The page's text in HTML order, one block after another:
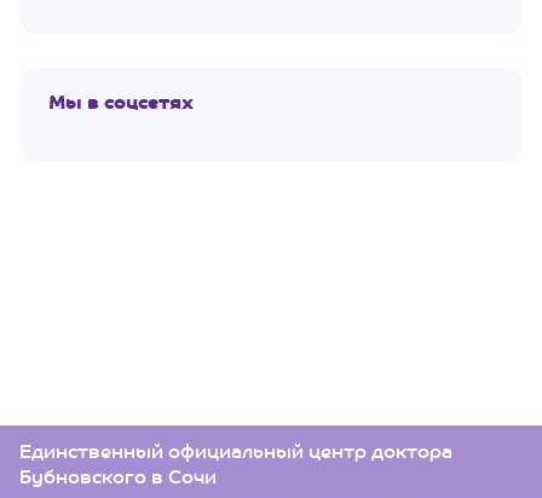
Мы в соцсетях
Единственный официальный центр доктора
Бубновского в Сочи